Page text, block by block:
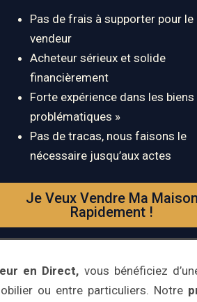
Pas de frais à supporter pour le
vendeur
Acheteur sérieux et solide
financièrement
Forte expérience dans les biens
problématiques »
Pas de tracas, nous faisons le
nécessaire jusqu’aux actes
Je Veux Vendre Ma Maison
Rapidement !
en Direct, vous bénéficiez
ou entre particuliers. Notre